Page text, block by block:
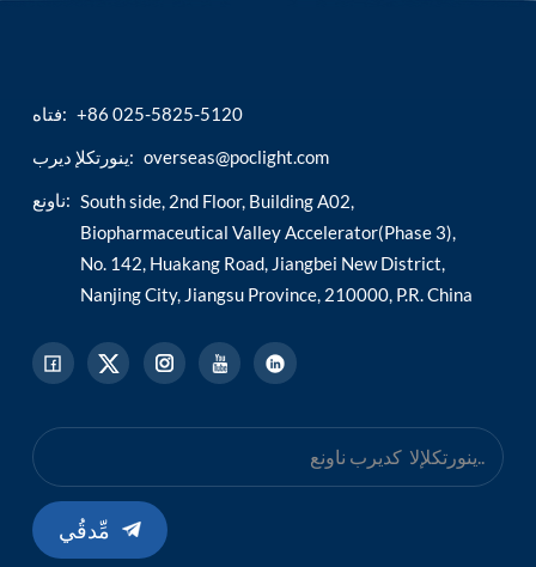
فتاه: +86 025-5825-5120
ينورتكلإ ديرب: overseas@poclight.com
ناونع: South side, 2nd Floor, Building A02,
Biopharmaceutical Valley Accelerator(Phase 3),
No. 142, Huakang Road, Jiangbei New District,
Nanjing City, Jiangsu Province, 210000, P.R. China
مِّدقُي